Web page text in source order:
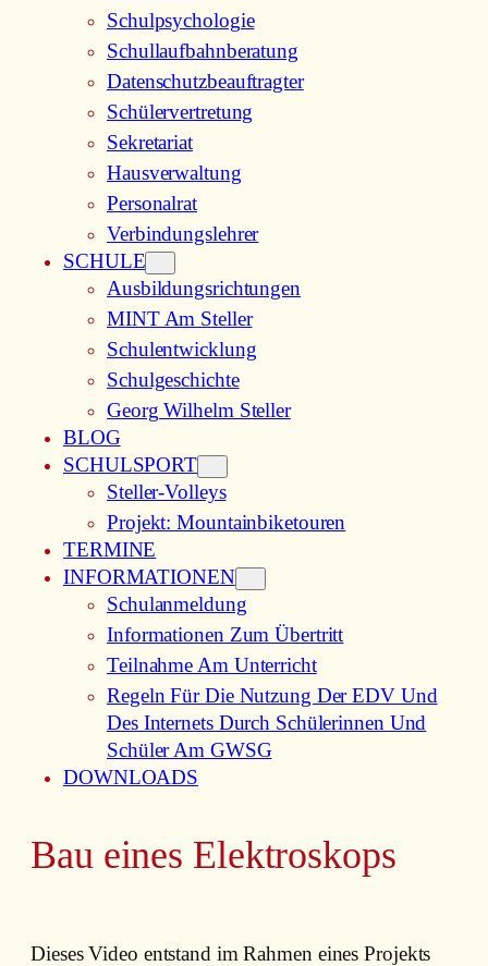
Schulpsychologie
Schullaufbahnberatung
Datenschutzbeauftragter
Schülervertretung
Sekretariat
Hausverwaltung
Personalrat
Verbindungslehrer
SCHULE
Ausbildungsrichtungen
MINT Am Steller
Schulentwicklung
Schulgeschichte
Georg Wilhelm Steller
BLOG
SCHULSPORT
Steller-Volleys
Projekt: Mountainbiketouren
TERMINE
INFORMATIONEN
Schulanmeldung
Informationen Zum Übertritt
Teilnahme Am Unterricht
Regeln Für Die Nutzung Der EDV Und
Des Internets Durch Schülerinnen Und
Schüler Am GWSG
DOWNLOADS
Bau eines Elektroskops
Dieses Video entstand im Rahmen eines Projekts